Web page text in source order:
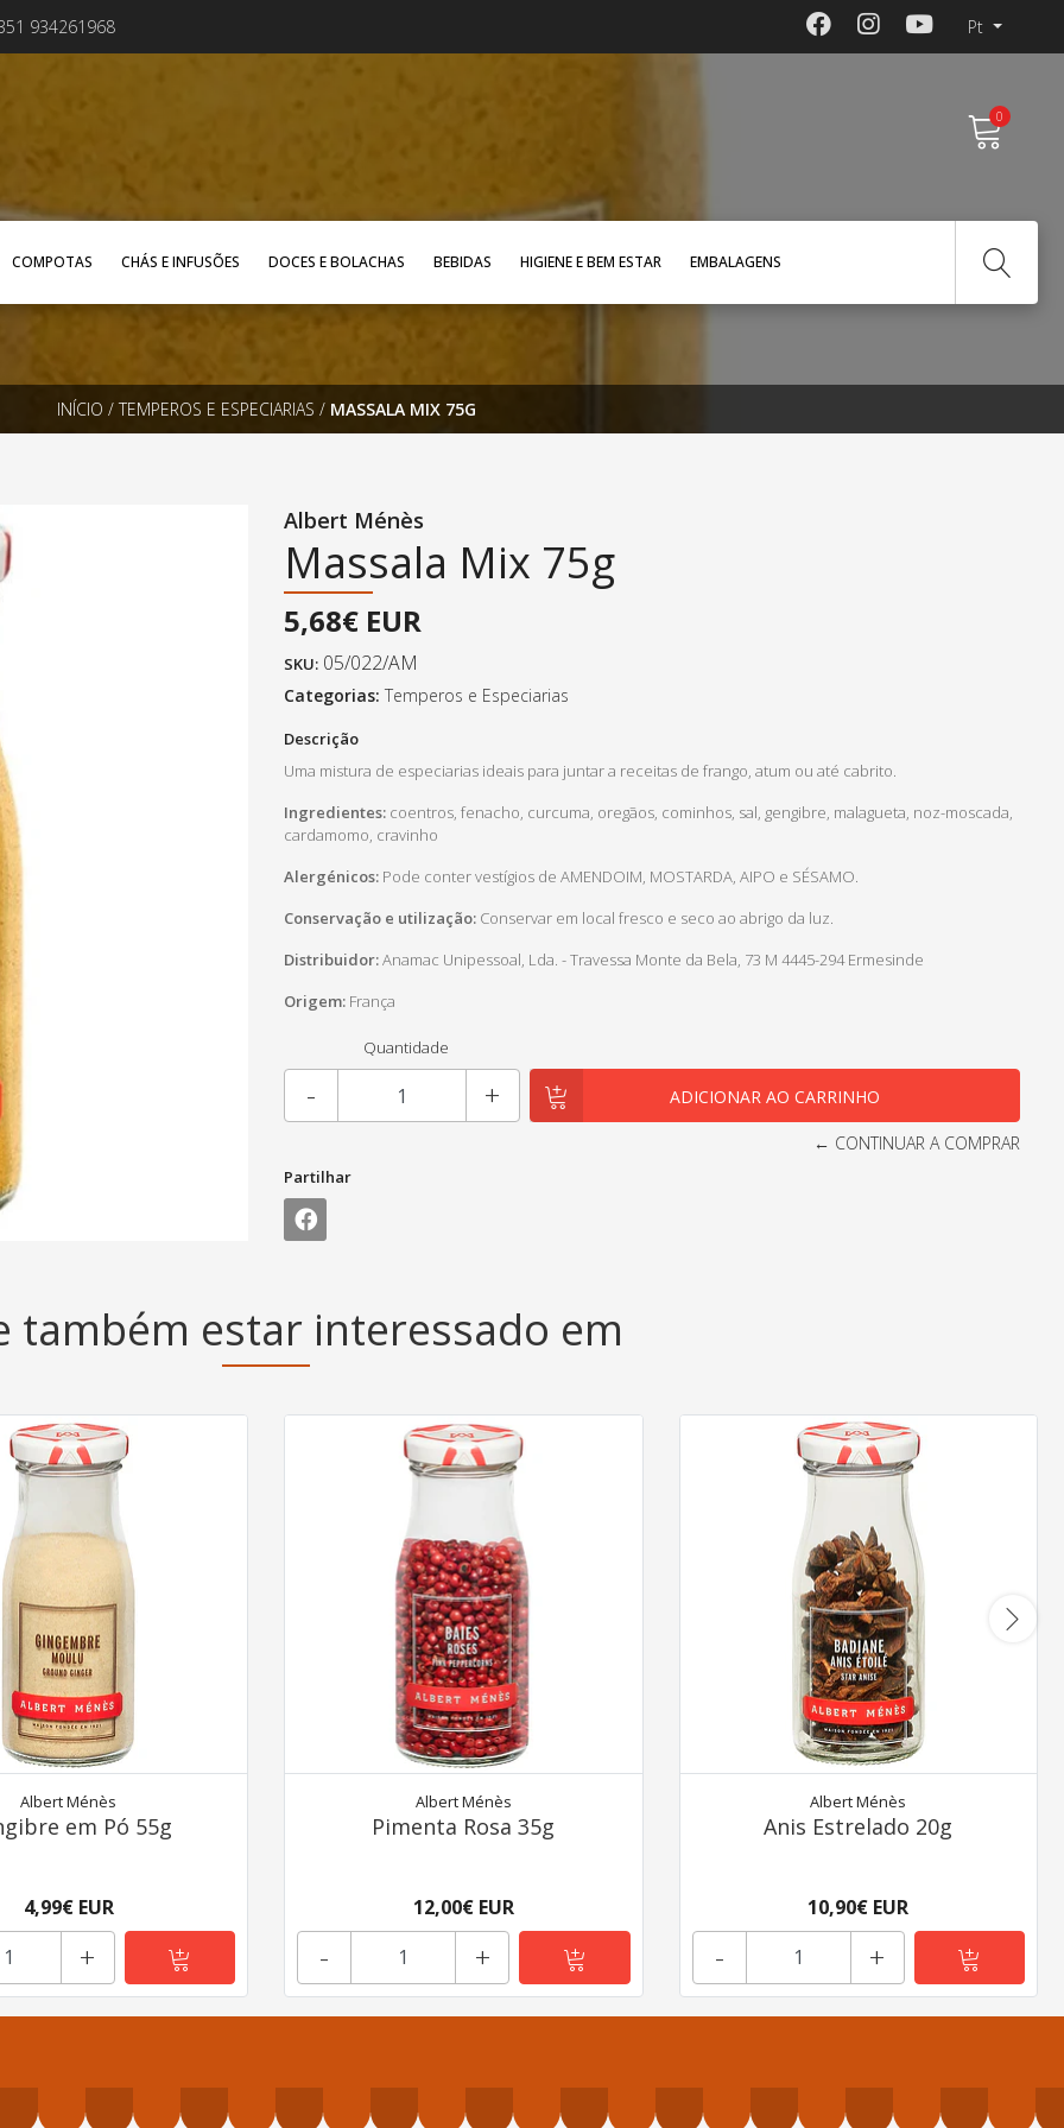
934261968 Pt
0
COMPOTAS CHÁS E INFUSÕES DOCES E BOLACHAS BEBIDAS HIGIENE E BEM ESTAR EMBALAGENS
INÍCIO / TEMPEROS E ESPECIARIAS / MASSALA MIX 75G
Albert Ménès
Massala Mix 75g
5,68€ EUR
SKU: 05/022/AM
Categorias: Temperos e Especiarias
Descrição
Uma mistura de especiarias ideais para juntar a receitas de frango, atum ou até cabrito.
Ingredientes: coentros, fenacho, curcuma, oregãos, cominhos, sal, gengibre, malagueta, noz-moscada,
cardamomo, cravinho
Alergénicos: Pode conter vestígios de AMENDOIM, MOSTARDA, AIPO e SÉSAMO.
Conservação e utilização: Conservar em local fresco e seco ao abrigo da luz.
Distribuidor:Anamac Unipessoal, Lda. - Travessa Monte da Bela, 73 M 4445-294 Ermesinde
Origem: França
Quantidade
+
-
← CONTINUAR A COMPRAR
Partilhar
também estar interessado em
Albert Ménès
em Pó 55g
4,99€ EUR
+
Albert Ménès
Pimenta Rosa 35g
12,00€ EUR
+
-
Albert Ménès
Anis Estrelado 20g
10,90€ EUR
+
-